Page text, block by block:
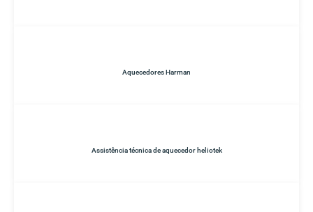
Aquecedores Harman
Assistência técnica de aquecedor heliotek